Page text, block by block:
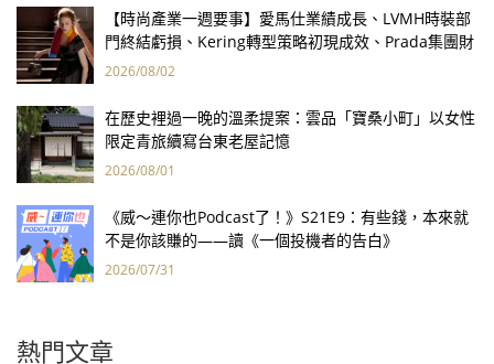
【時尚產業一週要事】愛馬仕業績成長、LVMH時裝部
門終結虧損、Kering轉型策略初現成效、Prada集團財
報亮眼
2026/08/02
在歷史裡過一晚的溫柔提案：雲品「寶桑小町」以女性
限定青旅續寫台東老屋記憶
2026/08/01
《威～連你也Podcast了！》S21E9：有些錢，本來就
不是你該賺的——讀《一個投機者的告白》
2026/07/31
熱門文章